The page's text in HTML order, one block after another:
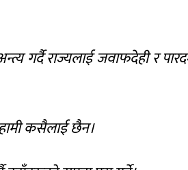
राज्यलाई जवाफदेही र
कसैलाई छैन।